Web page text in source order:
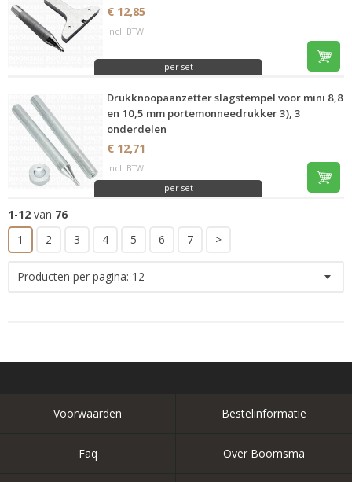
€ 12,85
incl. BTW
per set
Drukknoopaanzetter slagstempel voor mini 8,8
en 10,5 mm portemonneedrukker 3), 3
onderdelen
€ 12,71
incl. BTW
per set
1-12 van 76
1
2 3 4 5 6 7 >
Producten per pagina: 12
Voorwaarden Bestelinformatie
Faq Over Boomsma